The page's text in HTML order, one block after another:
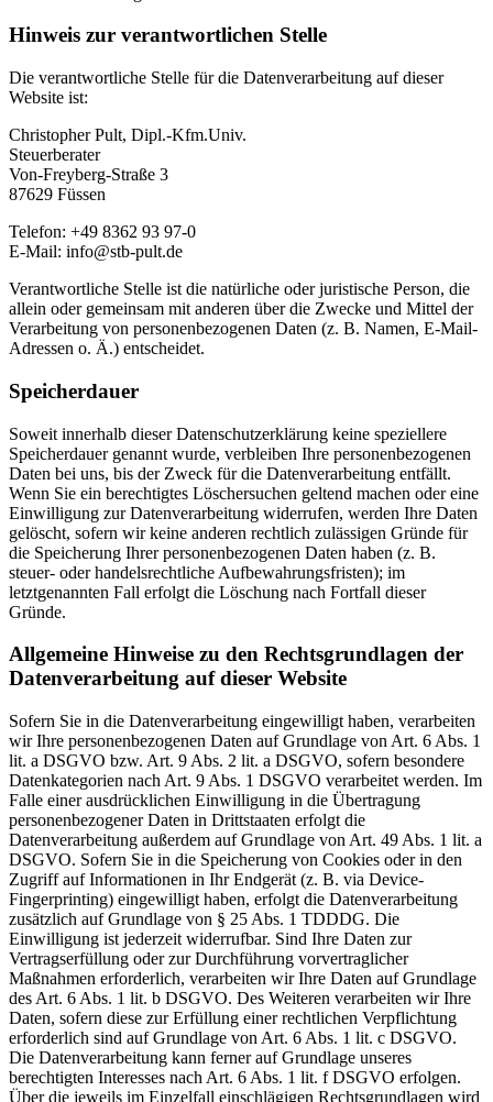
Hinweis zur verantwortlichen Stelle
Die verantwortliche Stelle für die Datenverarbeitung auf dieser
Website ist:
Christopher Pult, Dipl.-Kfm.Univ.
Steuerberater
Von-Freyberg-Straße 3
87629 Füssen
Telefon: +49 8362 93 97-0
E-Mail: info@stb-pult.de
Verantwortliche Stelle ist die natürliche oder juristische Person, die
allein oder gemeinsam mit anderen über die Zwecke und Mittel der
Verarbeitung von personenbezogenen Daten (z. B. Namen, E-Mail-
Adressen o. Ä.) entscheidet.
Speicherdauer
Soweit innerhalb dieser Datenschutzerklärung keine speziellere
Speicherdauer genannt wurde, verbleiben Ihre personenbezogenen
Daten bei uns, bis der Zweck für die Datenverarbeitung entfällt.
Wenn Sie ein berechtigtes Löschersuchen geltend machen oder eine
Einwilligung zur Datenverarbeitung widerrufen, werden Ihre Daten
gelöscht, sofern wir keine anderen rechtlich zulässigen Gründe für
die Speicherung Ihrer personenbezogenen Daten haben (z. B.
steuer- oder handelsrechtliche Aufbewahrungsfristen); im
letztgenannten Fall erfolgt die Löschung nach Fortfall dieser
Gründe.
Allgemeine Hinweise zu den Rechtsgrundlagen der
Datenverarbeitung auf dieser Website
Sofern Sie in die Datenverarbeitung eingewilligt haben, verarbeiten
wir Ihre personenbezogenen Daten auf Grundlage von Art. 6 Abs. 1
lit. a DSGVO bzw. Art. 9 Abs. 2 lit. a DSGVO, sofern besondere
Datenkategorien nach Art. 9 Abs. 1 DSGVO verarbeitet werden. Im
Falle einer ausdrücklichen Einwilligung in die Übertragung
personenbezogener Daten in Drittstaaten erfolgt die
Datenverarbeitung außerdem auf Grundlage von Art. 49 Abs. 1 lit. a
DSGVO. Sofern Sie in die Speicherung von Cookies oder in den
Zugriff auf Informationen in Ihr Endgerät (z. B. via Device-
Fingerprinting) eingewilligt haben, erfolgt die Datenverarbeitung
zusätzlich auf Grundlage von § 25 Abs. 1 TDDDG. Die
Einwilligung ist jederzeit widerrufbar. Sind Ihre Daten zur
Vertragserfüllung oder zur Durchführung vorvertraglicher
Maßnahmen erforderlich, verarbeiten wir Ihre Daten auf Grundlage
des Art. 6 Abs. 1 lit. b DSGVO. Des Weiteren verarbeiten wir Ihre
Daten, sofern diese zur Erfüllung einer rechtlichen Verpflichtung
erforderlich sind auf Grundlage von Art. 6 Abs. 1 lit. c DSGVO.
Die Datenverarbeitung kann ferner auf Grundlage unseres
berechtigten Interesses nach Art. 6 Abs. 1 lit. f DSGVO erfolgen.
Über die jeweils im Einzelfall einschlägigen Rechtsgrundlagen wird